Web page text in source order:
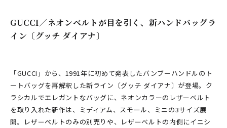
GUCCI／ネオンベルトが目を引く、新ハンドバッグラ
イン〔グッチ ダイアナ〕
「GUCCI」から、1991年に初めて発表したバンブーハンドルのト
ートバッグを再解釈した新ライン〔グッチ ダイアナ〕が登場。ク
ラシカルでエレガントなバッグに、ネオンカラーのレザーベルト
を取り入れた新作は、ミディアム、スモール、ミニの3サイズ展
開。レザーベルトのみの別売りや、レザーベルトの内側にイニシ